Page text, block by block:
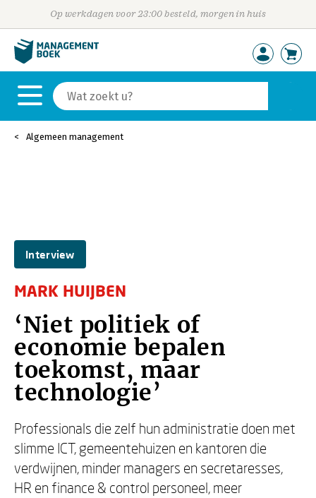
Op werkdagen voor 23:00 besteld, morgen in huis
Algemeen management
Interview
MARK HUIJBEN
‘Niet politiek of
economie bepalen
toekomst, maar
technologie’
Professionals die zelf hun administratie doen met
slimme ICT, gemeentehuizen en kantoren die
verdwijnen, minder managers en secretaresses,
HR en finance & control personeel, meer